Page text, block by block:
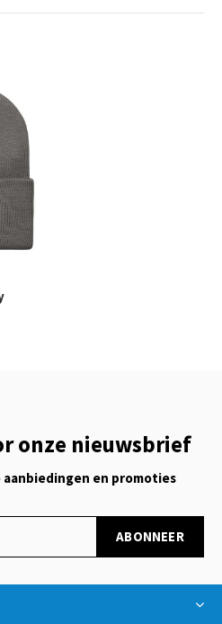
onze nieuwsbrief
en promoties
ABONNEER